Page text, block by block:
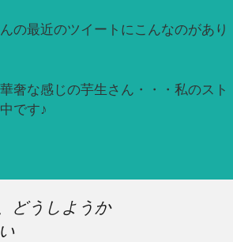
の最近のツイートにこんなのがあり
奢な感じの芋生さん・・・私のスト
です♪
どうしようか